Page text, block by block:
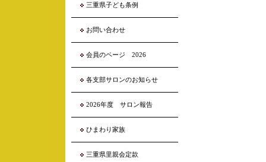
三重県子ども条例
お問い合わせ
会員のページ 2026
各支部サロンのお知らせ
2026年度 サロン報告
ひまわり家族
三重県里親会定款